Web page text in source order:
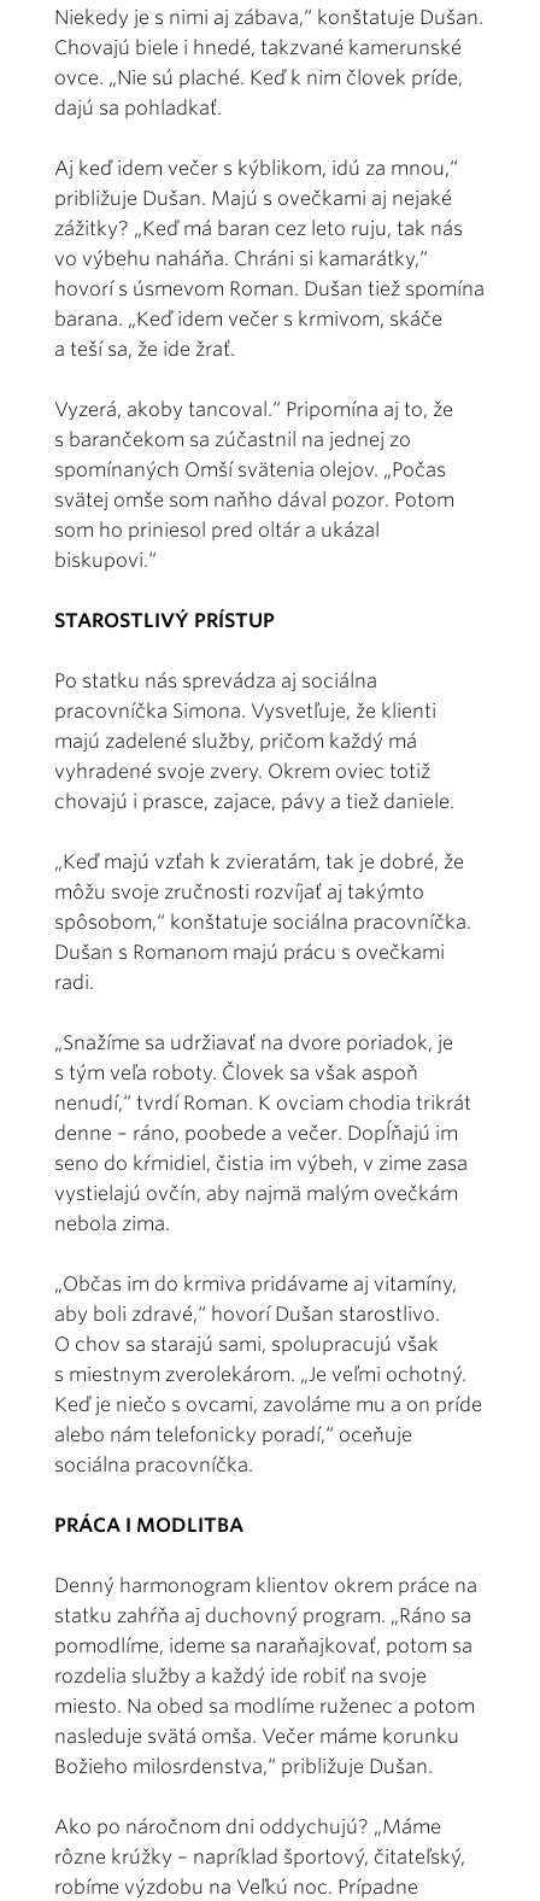
Niekedy je s nimi aj zábava,“ konštatuje Dušan.
Chovajú biele i hnedé, takzvané kamerunské
ovce. „Nie sú plaché. Keď k nim človek príde,
dajú sa pohladkať.
Aj keď idem večer s kýblikom, idú za mnou,“
približuje Dušan. Majú s ovečkami aj nejaké
zážitky? „Keď má baran cez leto ruju, tak nás
vo výbehu naháňa. Chráni si kamarátky,“
hovorí s úsmevom Roman. Dušan tiež spomína
barana. „Keď idem večer s krmivom, skáče
a teší sa, že ide žrať.
Vyzerá, akoby tancoval.“ Pripomína aj to, že
s barančekom sa zúčastnil na jednej zo
spomínaných Omší svätenia olejov. „Počas
svätej omše som naňho dával pozor. Potom
som ho priniesol pred oltár a ukázal
biskupovi.“
STAROSTLIVÝ PRÍSTUP
Po statku nás sprevádza aj sociálna
pracovníčka Simona. Vysvetľuje, že klienti
majú zadelené služby, pričom každý má
vyhradené svoje zvery. Okrem oviec totiž
chovajú i prasce, zajace, pávy a tiež daniele.
„Keď majú vzťah k zvieratám, tak je dobré, že
môžu svoje zručnosti rozvíjať aj takýmto
spôsobom,“ konštatuje sociálna pracovníčka.
Dušan s Romanom majú prácu s ovečkami
radi.
„Snažíme sa udržiavať na dvore poriadok, je
s tým veľa roboty. Človek sa však aspoň
nenudí,“ tvrdí Roman. K ovciam chodia trikrát
denne – ráno, poobede a večer. Dopĺňajú im
seno do kŕmidiel, čistia im výbeh, v zime zasa
vystielajú ovčín, aby najmä malým ovečkám
nebola zima.
„Občas im do krmiva pridávame aj vitamíny,
aby boli zdravé,“ hovorí Dušan starostlivo.
O chov sa starajú sami, spolupracujú však
s miestnym zverolekárom. „Je veľmi ochotný.
Keď je niečo s ovcami, zavoláme mu a on príde
alebo nám telefonicky poradí,“ oceňuje
sociálna pracovníčka.
PRÁCA I MODLITBA
Denný harmonogram klientov okrem práce na
statku zahŕňa aj duchovný program. „Ráno sa
pomodlíme, ideme sa naraňajkovať, potom sa
rozdelia služby a každý ide robiť na svoje
miesto. Na obed sa modlíme ruženec a potom
nasleduje svätá omša. Večer máme korunku
Božieho milosrdenstva,“ približuje Dušan.
Ako po náročnom dni oddychujú? „Máme
rôzne krúžky – napríklad športový, čitateľský,
robíme výzdobu na Veľkú noc. Prípadne